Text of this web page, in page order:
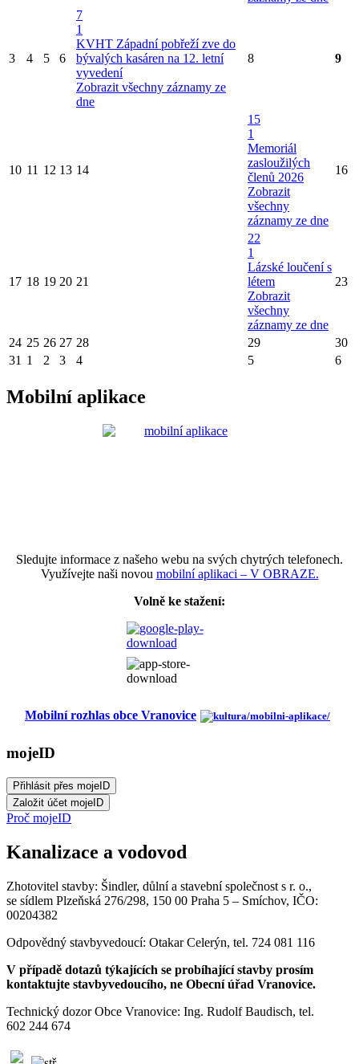
3 4 5 6
7
1
KVHT Západní pobřeží zve do
bývalých kasáren na 12. letní
vyvedení
Zobrazit všechny záznamy ze
dne
8 9
10 11 12 13 14
15
1
Memoriál
zasloužilých
členů 2026
Zobrazit
všechny
záznamy ze dne
16
17 18 19 20 21
22
1
Lázské loučení s
létem
Zobrazit
všechny
záznamy ze dne
23
24 25 26 27 28 29
30
31 1 2 3 4 5 6
Mobilní aplikace
Sledujte informace z našeho webu na svých chytrých telefonech.
Využívejte naši novou mobilní aplikaci – V OBRAZE.
Volně ke stažení:
Mobilní rozhlas obce Vranovice
mojeID
Proč mojeID
Kanalizace a vodovod
Zhotovitel stavby: Šindler, důlní a stavební společnost s r. o.,
se sídlem Plzeňská 276/298, 150 00 Praha 5 – Smíchov, IČO:
00204382
Odpovědný stavbyvedoucí: Otakar Celerýn, tel. 724 081 116
V případě dotazů týkajících se probíhající stavby prosím
kontaktujte stavbyvedoucího, ne Obecní úřad Vranovice.
Technický dozor Obce Vranovice: Ing. Rudolf Baudisch, tel.
602 244 674